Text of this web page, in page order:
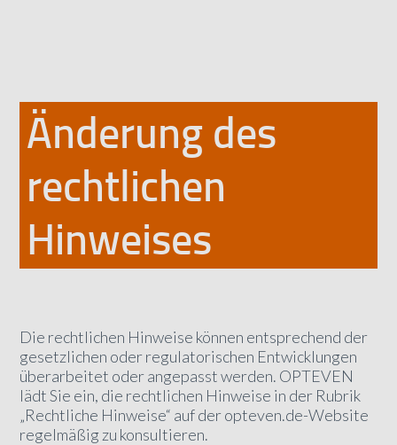
Änderung des
rechtlichen
Hinweises
Die rechtlichen Hinweise können entsprechend der
gesetzlichen oder regulatorischen Entwicklungen
überarbeitet oder angepasst werden. OPTEVEN
lädt Sie ein, die rechtlichen Hinweise in der Rubrik
„Rechtliche Hinweise“ auf der opteven.de-Website
regelmäßig zu konsultieren.